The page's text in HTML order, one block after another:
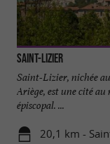
Saint-Lizier
Saint-Lizier, nichée
Ariège, est une cité au
épiscopal. ...
20,1 km -